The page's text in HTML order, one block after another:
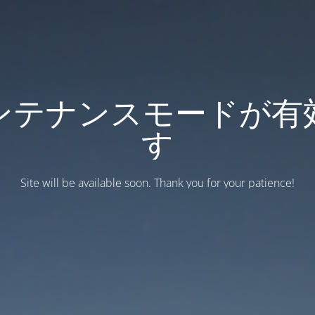
テナンスモードが有
す
Site will be available soon. Thank you for your patience!